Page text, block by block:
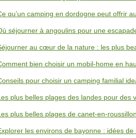
qu’un camping en dordogne peut offrir
séjourner à angoulins pour une
au cœur de la nature : les plus
bien choisir un mobil-home en
pour choisir un camping familial
plus belles plages des landes pour des
plus belles plages de canet-en-roussillon
les environs de bayonne : idées